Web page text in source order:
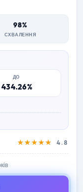
98%
СХВАЛЕННЯ
ДО
434.26%
★★★★★ 4.8